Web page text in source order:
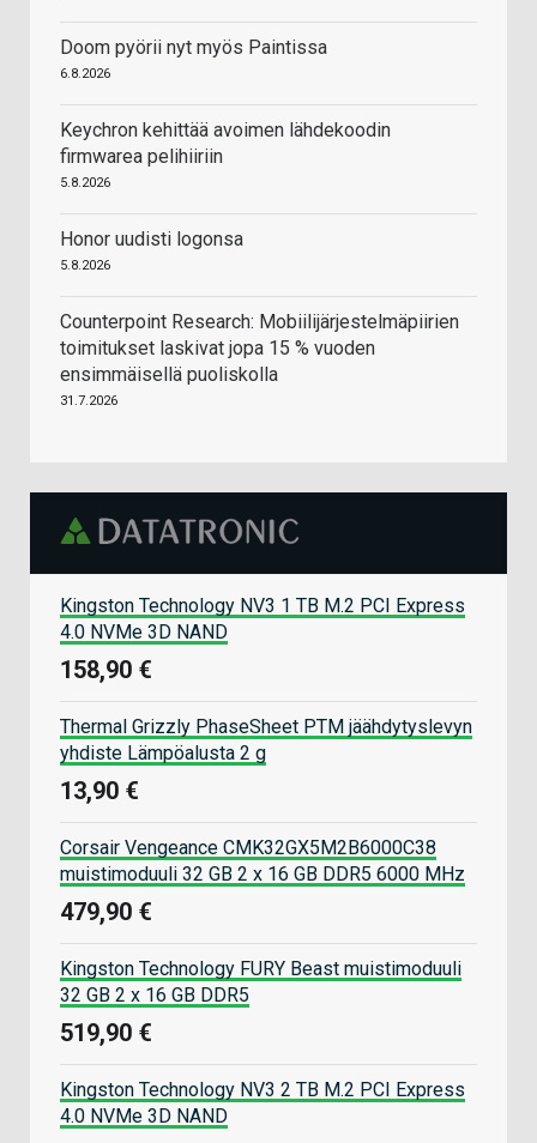
Doom pyörii nyt myös Paintissa
6.8.2026
Keychron kehittää avoimen lähdekoodin
firmwarea pelihiiriin
5.8.2026
Honor uudisti logonsa
5.8.2026
Counterpoint Research: Mobiilijärjestelmäpiirien
toimitukset laskivat jopa 15 % vuoden
ensimmäisellä puoliskolla
31.7.2026
Kingston Technology NV3 1 TB M.2 PCI Express
4.0 NVMe 3D NAND
158,90 €
Thermal Grizzly PhaseSheet PTM jäähdytyslevyn
yhdiste Lämpöalusta 2 g
13,90 €
Corsair Vengeance CMK32GX5M2B6000C38
muistimoduuli 32 GB 2 x 16 GB DDR5 6000 MHz
479,90 €
Kingston Technology FURY Beast muistimoduuli
32 GB 2 x 16 GB DDR5
519,90 €
Kingston Technology NV3 2 TB M.2 PCI Express
4.0 NVMe 3D NAND